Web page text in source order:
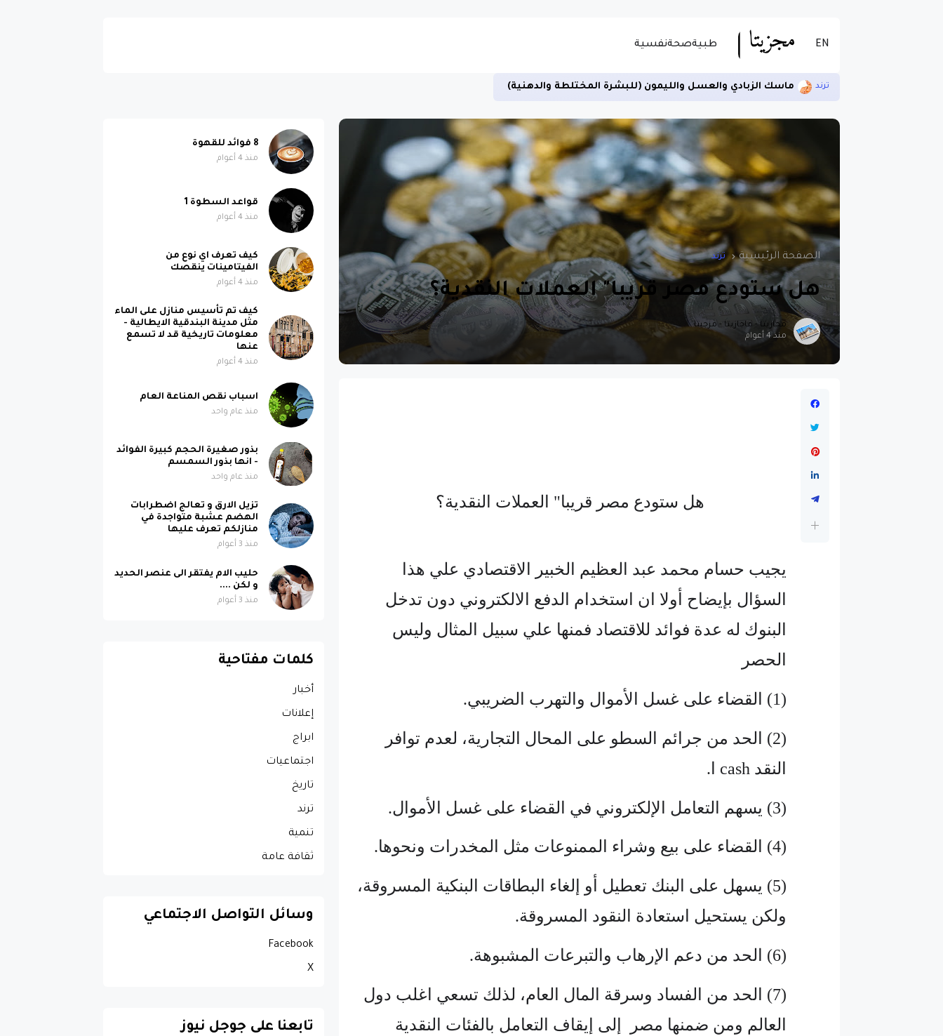
EN طبيةصحةنفسية
ترند ماسك الزبادي والعسل والليمون (للبشرة المختلطة والدهنية)
الصفحة الرئيسية ترند
هل ستودع مصر قريبا" العملات النقدية؟
مجازيتا - ماجازيتا - مزجيتا
منذ 4 أعوام
هل ستودع مصر قريبا" العملات النقدية؟
يجيب حسام محمد عبد العظيم الخبير الاقتصادي علي هذا
السؤال بإيضاح أولا ان استخدام الدفع الالكتروني دون تدخل
البنوك له عدة فوائد للاقتصاد فمنها علي سبيل المثال وليس
الحصر
(1) القضاء على غسل الأموال والتهرب الضريبي.
(2) الحد من جرائم السطو على المحال التجارية، لعدم توافر
النقد cash ا.
(3) يسهم التعامل الإلكتروني في القضاء على غسل الأموال.
(4) القضاء على بيع وشراء الممنوعات مثل المخدرات ونحوها.
(5) يسهل على البنك تعطيل أو إلغاء البطاقات البنكية المسروقة،
ولكن يستحيل استعادة النقود المسروقة.
(6) الحد من دعم الإرهاب والتبرعات المشبوهة.
(7) الحد من الفساد وسرقة المال العام، لذلك تسعي اغلب دول
العالم ومن ضمنها مصر إلى إيقاف التعامل بالفئات النقدية
8 فوائد للقهوة
منذ 4 أعوام
قواعد السطوة 1
منذ 4 أعوام
كيف تعرف اي نوع من
الفيتامينات ينقصك
منذ 4 أعوام
كيف تم تأسيس منازل على الماء
مثل مدينة البندقية الايطالية -
معلومات تاريخية قد لا تسمع
عنها
منذ 4 أعوام
اسباب نقص المناعة العام
منذ عام واحد
بذور صغيرة الحجم كبيرة الفوائد
- انها بذور السمسم
منذ عام واحد
تزيل الارق و تعالج اضطرابات
الهضم عشبة متواجدة في
منازلكم تعرف عليها
منذ 3 أعوام
حليب الام يفتقر الى عنصر الحديد
و لكن ....
منذ 3 أعوام
كلمات مفتاحية
أخبار
إعلانات
ابراج
اجتماعيات
تاريخ
ترند
تنمية
ثقافة عامة
وسائل التواصل الاجتماعي
Facebook
X
تابعنا على جوجل نيوز